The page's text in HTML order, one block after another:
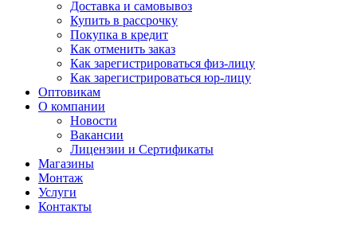
Доставка и самовывоз
Купить в рассрочку
Покупка в кредит
Как отменить заказ
Как зарегистрироваться физ-лицу
Как зарегистрироваться юр-лицу
Оптовикам
О компании
Новости
Вакансии
Лицензии и Сертификаты
Магазины
Монтаж
Услуги
Контакты